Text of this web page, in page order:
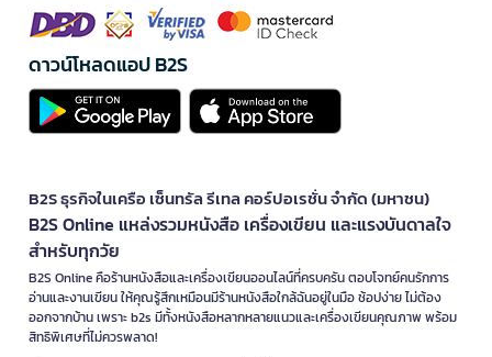
ดาวน์โหลดแอป B2S
B2S ธุรกิจในเครือ เซ็นทรัล รีเทล คอร์ปอเรชั่น จำกัด (มหาชน)
B2S Online แหล่งรวมหนังสือ เครื่องเขียน และแรงบันดาลใจ
สำหรับทุกวัย
B2S Online คือร้านหนังสือและเครื่องเขียนออนไลน์ที่ครบครัน ตอบโจทย์คนรักการ
อ่านและงานเขียน ให้คุณรู้สึกเหมือนมีร้านหนังสือใกล้ฉันอยู่ในมือ ช้อปง่าย ไม่ต้อง
ออกจากบ้าน เพราะ b2s มีทั้งหนังสือหลากหลายแนวและเครื่องเขียนคุณภาพ พร้อม
สิทธิพิเศษที่ไม่ควรพลาด!